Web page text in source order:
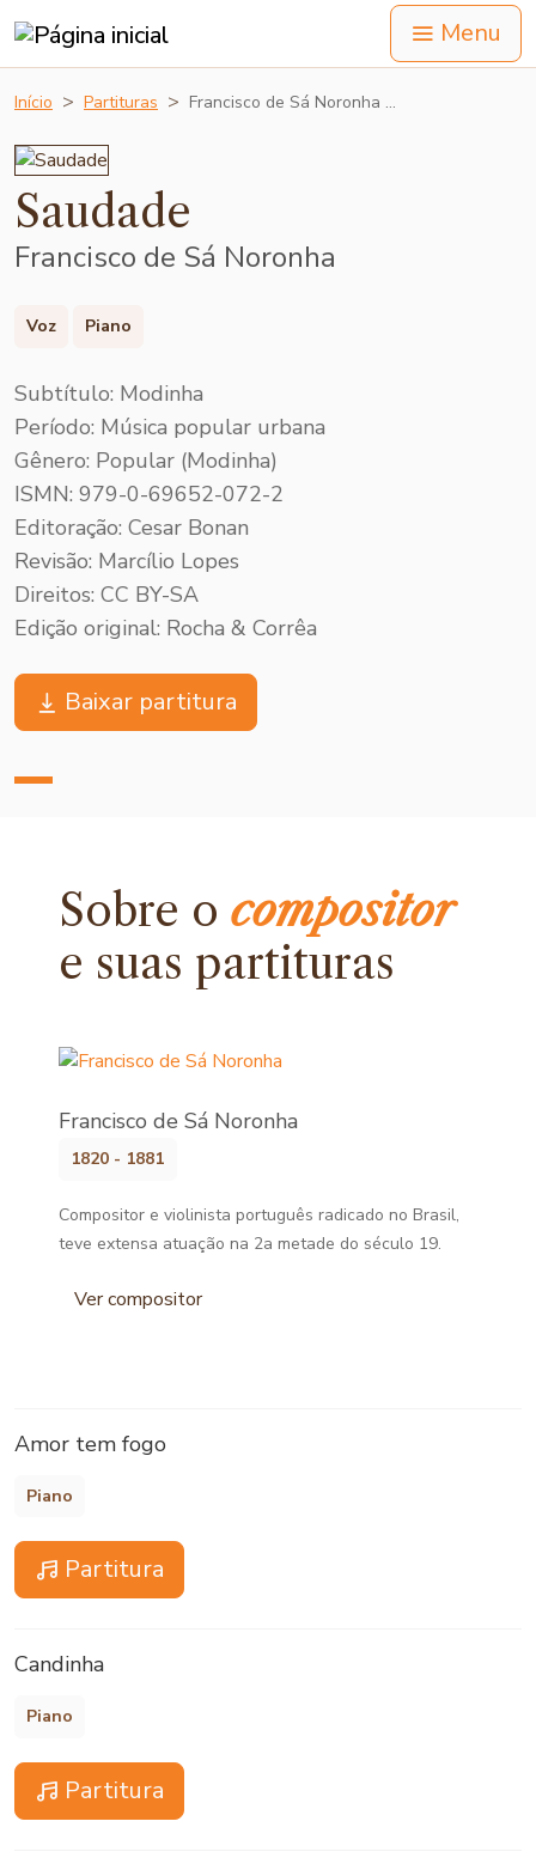
Menu
Início Partituras Francisco de Sá Noronha …
Saudade
Francisco de Sá Noronha
Voz Piano
Subtítulo: Modinha
Período: Música popular urbana
Gênero: Popular (Modinha)
ISMN: 979-0-69652-072-2
Editoração: Cesar Bonan
Revisão: Marcílio Lopes
Direitos: CC BY-SA
Edição original: Rocha & Corrêa
Baixar partitura
Sobre ocompositor
e suas partituras
Francisco de Sá Noronha
1820 - 1881
Compositor e violinista português radicado no Brasil,
teve extensa atuação na 2a metade do século 19.
Ver compositor
Amor tem fogo
Piano
Partitura
Candinha
Piano
Partitura